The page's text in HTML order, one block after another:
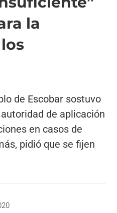
la
de Escobar sostuvo
de aplicación
en casos de
pidió que se fijen